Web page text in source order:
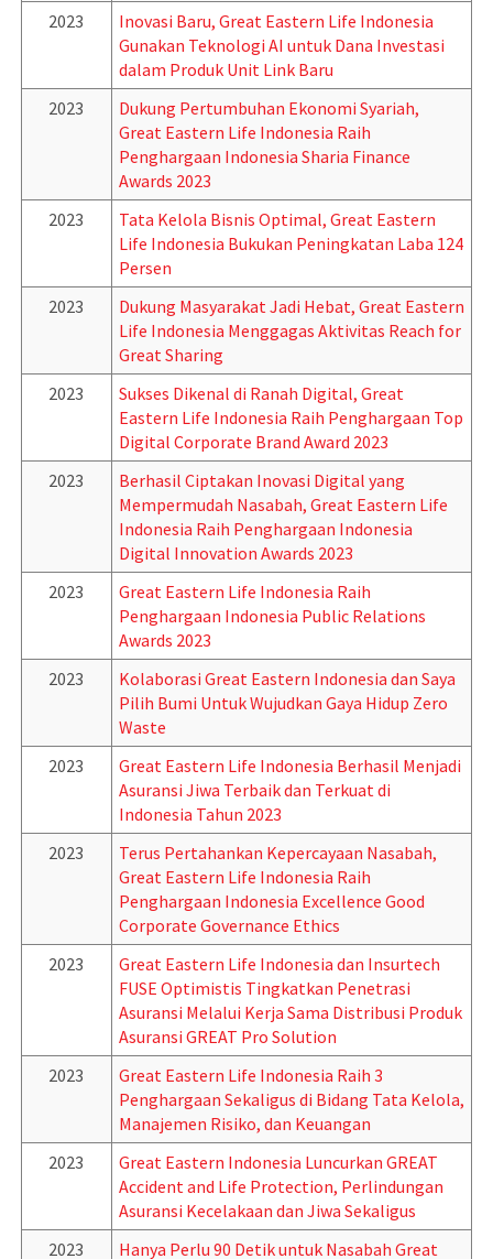
2023
Inovasi Baru, Great Eastern Life Indonesia
Gunakan Teknologi AI untuk Dana Investasi
dalam Produk Unit Link Baru
2023
Dukung Pertumbuhan Ekonomi Syariah,
Great Eastern Life Indonesia Raih
Penghargaan Indonesia Sharia Finance
Awards 2023
2023
Tata Kelola Bisnis Optimal, Great Eastern
Life Indonesia Bukukan Peningkatan Laba 124
Persen
2023
Dukung Masyarakat Jadi Hebat, Great Eastern
Life Indonesia Menggagas Aktivitas Reach for
Great Sharing
2023
Sukses Dikenal di Ranah Digital, Great
Eastern Life Indonesia Raih Penghargaan Top
Digital Corporate Brand Award 2023
2023
Berhasil Ciptakan Inovasi Digital yang
Mempermudah Nasabah, Great Eastern Life
Indonesia Raih Penghargaan Indonesia
Digital Innovation Awards 2023
2023
Great Eastern Life Indonesia Raih
Penghargaan Indonesia Public Relations
Awards 2023
2023
Kolaborasi Great Eastern Indonesia dan Saya
Pilih Bumi Untuk Wujudkan Gaya Hidup Zero
Waste
2023
Great Eastern Life Indonesia Berhasil Menjadi
Asuransi Jiwa Terbaik dan Terkuat di
Indonesia Tahun 2023
2023
Terus Pertahankan Kepercayaan Nasabah,
Great Eastern Life Indonesia Raih
Penghargaan Indonesia Excellence Good
Corporate Governance Ethics
2023
Great Eastern Life Indonesia dan Insurtech
FUSE Optimistis Tingkatkan Penetrasi
Asuransi Melalui Kerja Sama Distribusi Produk
Asuransi GREAT Pro Solution
2023
Great Eastern Life Indonesia Raih 3
Penghargaan Sekaligus di Bidang Tata Kelola,
Manajemen Risiko, dan Keuangan
2023
Great Eastern Indonesia Luncurkan GREAT
Accident and Life Protection, Perlindungan
Asuransi Kecelakaan dan Jiwa Sekaligus
2023
Hanya Perlu 90 Detik untuk Nasabah Great